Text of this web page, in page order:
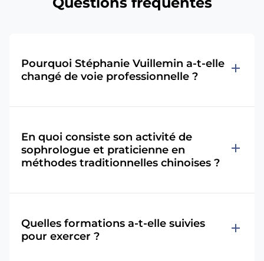
Pourquoi Stéphanie Vuillemin a-t-elle
changé de voie professionnelle ?
add
En quoi consiste son activité de
sophrologue et praticienne en
méthodes traditionnelles chinoises ?
add
Quelles formations a-t-elle suivies
pour exercer ?
add